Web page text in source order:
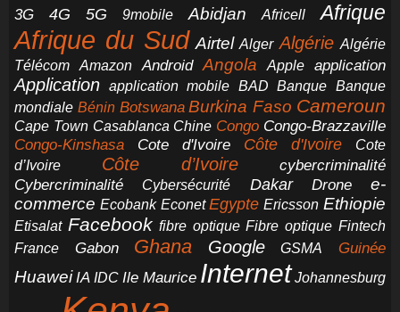
3G 4G 5G 9mobile Abidjan Africell Afrique
Afrique du Sud Airtel Alger Algérie Algérie
Télécom
Amazon Android Angola Apple application
Application application mobile BAD Banque Banque
mondiale Bénin Botswana Burkina Faso Cameroun
Cape Town Casablanca Chine Congo Congo-Brazzaville
Congo-Kinshasa Cote d'Ivoire Côte d'Ivoire
Cote
d’Ivoire
Côte d’Ivoire
cybercriminalité
Cybercriminalité
Cybersécurité Dakar Drone
e-
commerce Ecobank Econet Egypte Ericsson Ethiopie
Etisalat Facebook fibre optique Fibre optique Fintech
France
Gabon Ghana Google GSMA Guinée
Huawei IA IDC Ile Maurice Internet Johannesburg